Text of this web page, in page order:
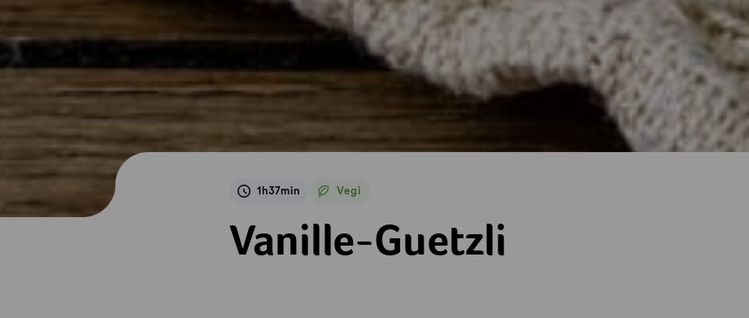
1h37min Vegi
Vegetarisch
Vanille-Guetzli
Vanille-Guetzli